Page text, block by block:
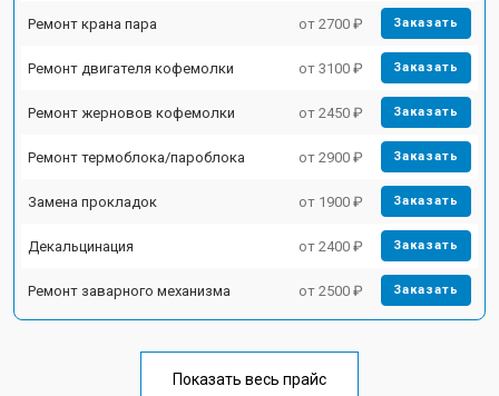
Ремонт крана пара от 2700 ₽ Заказать
Ремонт двигателя кофемолки от 3100 ₽ Заказать
Ремонт жерновов кофемолки от 2450 ₽ Заказать
Ремонт термоблока/пароблока от 2900 ₽ Заказать
Замена прокладок от 1900 ₽ Заказать
Декальцинация от 2400 ₽ Заказать
Ремонт заварного механизма от 2500 ₽ Заказать
Показать весь прайс